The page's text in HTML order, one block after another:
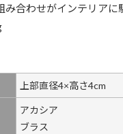
み合わせがインテリアに
上部直径4×高さ4cm
アカシア
ブラス